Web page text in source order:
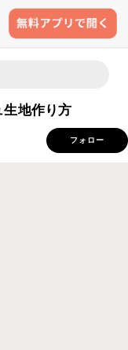
生地作り方
フォロー